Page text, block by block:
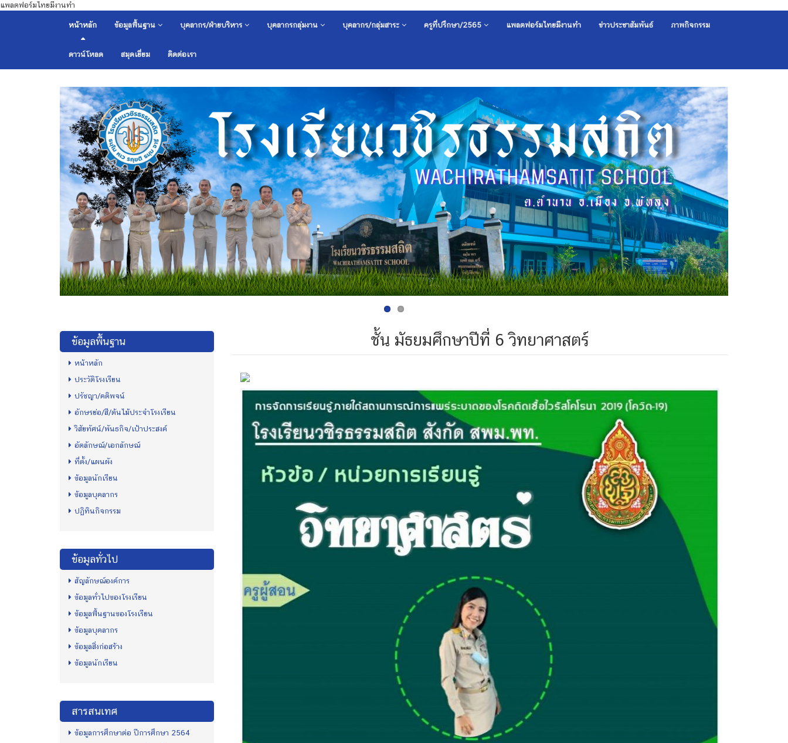
แพลตฟอร์มไทยมีงานทำ
หน้าหลัก ข้อมูลพื้นฐาน บุคลากร/ฝ่ายบริหาร บุคลากรกลุ่มงาน บุคลากร/กลุ่มสาระ ครูที่ปรึกษา/2565 แพลตฟอร์มไทยมีงานทำ ข่าวประชาสัมพันธ์ ภาพกิจกรรม
ดาวน์โหลด สมุดเยี่ยม ติดต่อเรา
ข้อมูลพื้นฐาน
หน้าหลัก
ประวัติโรงเรียน
ปรัชญา/คติพจน์
อักษรย่อ/สี/ต้นไม้ประจำโรงเรียน
วิสัยทัศน์/พันธกิจ/เป้าประสงค์
อัตลักษณ์/เอกลักษณ์
ที่ตั้ง/แผนผัง
ข้อมูลนักเรียน
ข้อมูลบุคลากร
ปฏิทินกิจกรรม
ข้อมูลทั่วไป
สัญลักษณ์องค์การ
ข้อมูลทั่วไปของโรงเรียน
ข้อมูลพื้นฐานของโรงเรียน
ข้อมูลบุคลากร
ข้อมูลสิ่งก่อสร้าง
ข้อมูลนักเรียน
สารสนเทศ
ข้อมูลการศึกษาต่อ ปีการศึกษา 2564
ชั้น มัธยมศึกษาปีที่ 6 วิทยาศาสตร์